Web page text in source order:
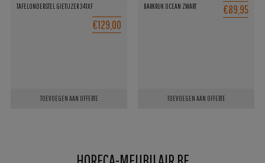
TAFELONDERSTEL GIETIJZER 341XF
€129,00
TOEVOEGEN AAN OFFERTE
BARKRUK OCEAN ZWART €89,95
TOEVOEGEN AAN OFFERTE